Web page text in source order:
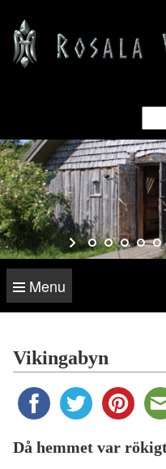
Menu
Vikingabyn
Då hemmet var